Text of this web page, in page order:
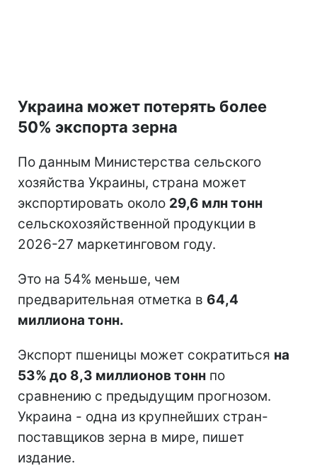
Украина может потерять более
50% экспорта зерна
По данным Министерства сельского
хозяйства Украины, страна может
экспортировать около 29,6 млн тонн
сельскохозяйственной продукции в
2026-27 маркетинговом году.
Это на 54% меньше, чем
предварительная отметка в 64,4
миллиона тонн.
Экспорт пшеницы может сократиться на
53% до 8,3 миллионов тонн по
сравнению с предыдущим прогнозом.
Украина - одна из крупнейших стран-
поставщиков зерна в мире, пишет
издание.